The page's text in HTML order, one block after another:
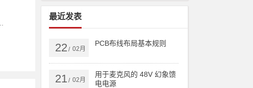
最近发表
22 / 02月
PCB布线布局基本规则
21 / 02月
用于麦克风的 48V 幻象馈
电电源